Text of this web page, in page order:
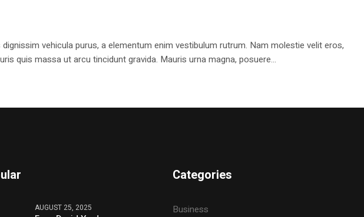
vehicula purus, a elementum enim vestibulum rutrum. Nam molestie velit eros,
quis massa ut arcu tincidunt gravida. Mauris urna magna, posuere...
AUGUST 25, 2025
Categories
Business